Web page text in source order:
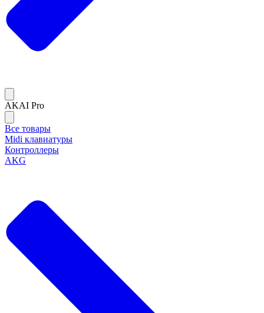
AKAI Pro
Все товары
Midi клавиатуры
Контроллеры
AKG